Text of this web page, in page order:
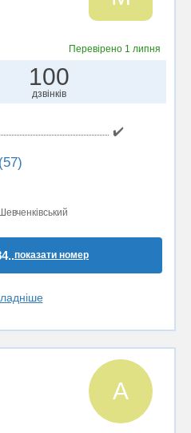
Перевірено 1 липня
100
дзвінків
✔️
показати номер
А